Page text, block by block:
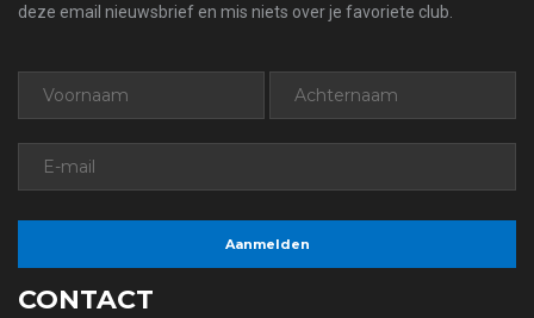
deze email nieuwsbrief en mis niets over je favoriete club.
CONTACT